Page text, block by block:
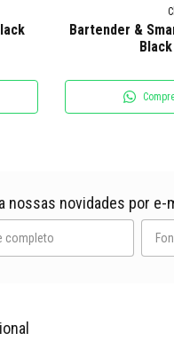
Bartender &
nossas novidades por e-